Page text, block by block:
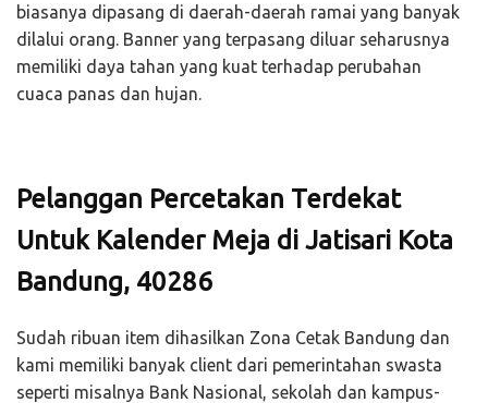
biasanya dipasang di daerah-daerah ramai yang banyak
dilalui orang. Banner yang terpasang diluar seharusnya
memiliki daya tahan yang kuat terhadap perubahan
cuaca panas dan hujan.
Pelanggan Percetakan Terdekat
Untuk Kalender Meja di Jatisari Kota
Bandung, 40286
Sudah ribuan item dihasilkan Zona Cetak Bandung dan
kami memiliki banyak client dari pemerintahan swasta
seperti misalnya Bank Nasional, sekolah dan kampus-